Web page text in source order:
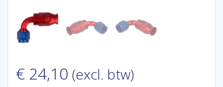
€ 24,10 (excl. btw)